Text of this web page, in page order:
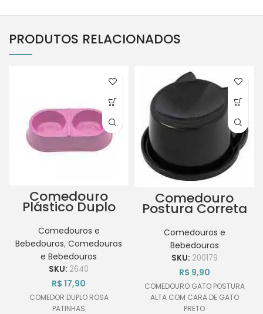
PRODUTOS RELACIONADOS
Comedouro
Plástico Duplo
Patinhas Médio
Rosa 900ML-
2x450ML
Comedouros e
Bebedouros, Comedouros
e Bebedouros
SKU: 2640
R$ 17,90
COMEDOR DUPLO ROSA
PATINHAS
Comedouro
Postura Correta
Anti Formiga
Gatos Somente
na Cor Preta
Comedouros e
Bebedouros
SKU: 200179
R$ 9,90
COMEDOURO GATO POSTURA
ALTA COM CARA DE GATO
PRETO